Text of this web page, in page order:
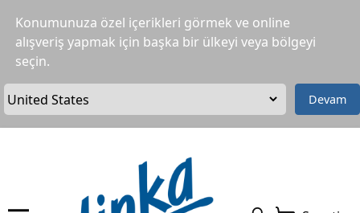
Konumunuza özel içerikleri görmek ve online
alışveriş yapmak için başka bir ülkeyi veya bölgeyi
seçin.
Devam